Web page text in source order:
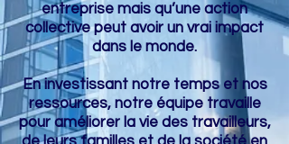
entreprise mais qu’une action
collective peut avoir un vrai impact
dans le monde.
En investissant notre temps et nos
ressources, notre équipe travaille
pour améliorer la vie des travailleurs,